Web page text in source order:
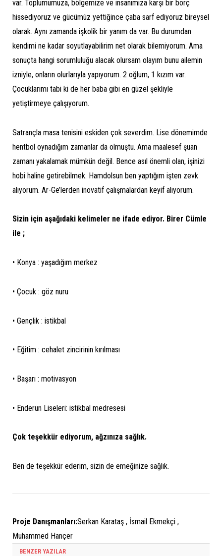
var. Toplumumuza, bölgemize ve insanımıza karşı bir borç
hissediyoruz ve gücümüz yettiğince çaba sarf ediyoruz bireysel
olarak. Aynı zamanda işkolik bir yanım da var. Bu durumdan
kendimi ne kadar soyutlayabilirim net olarak bilemiyorum. Ama
sonuçta hangi sorumluluğu alacak olursam olayım bunu ailemin
izniyle, onların olurlarıyla yapıyorum. 2 oğlum, 1 kızım var.
Çocuklarımı tabi ki de her baba gibi en güzel şekliyle
yetiştirmeye çalışıyorum.
Satrançla masa tenisini eskiden çok severdim. Lise dönemimde
hentbol oynadığım zamanlar da olmuştu. Ama maalesef şuan
zamanı yakalamak mümkün değil. Bence asıl önemli olan, işinizi
hobi haline getirebilmek. Hamdolsun ben yaptığım işten zevk
alıyorum. Ar-Ge’lerden inovatif çalışmalardan keyif alıyorum.
Sizin için aşağıdaki kelimeler ne ifade ediyor. Birer Cümle
ile ;
• Konya : yaşadığım merkez
• Çocuk : göz nuru
• Gençlik : istikbal
• Eğitim : cehalet zincirinin kırılması
• Başarı : motivasyon
• Enderun Liseleri: istikbal medresesi
Çok teşekkür ediyorum, ağzınıza sağlık.
Ben de teşekkür ederim, sizin de emeğinize sağlık.
Proje Danışmanları:Serkan Karataş , İsmail Ekmekçi ,
Muhammed Hançer
BENZER YAZILAR